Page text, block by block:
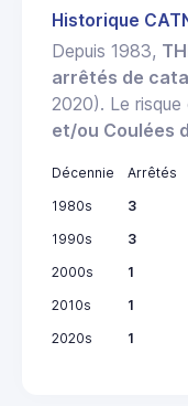
Historique
Depuis 1983,
arrêtés de
2020). Le
et/ou Coulées
Décennie
Arrêtés
1980s
3
1990s
3
2000s
1
2010s
1
2020s
1